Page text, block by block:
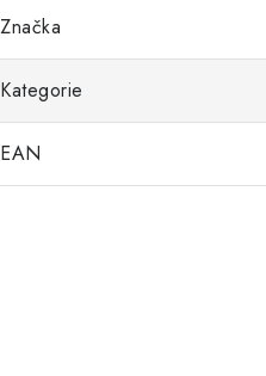
Značka
Kategorie
EAN